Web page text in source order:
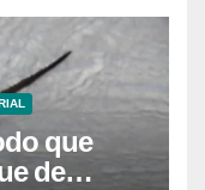
que
de